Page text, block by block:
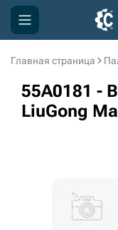
Главная страница
55A0181 -
LiuGong
Компания
Акции
3D тур по